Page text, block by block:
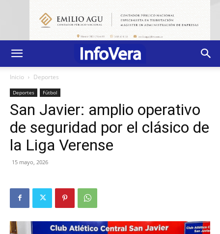
Inicio Deportes
Deportes Fútbol
San Javier: amplio operativo
de seguridad por el clásico de
la Liga Verense
15 mayo, 2026